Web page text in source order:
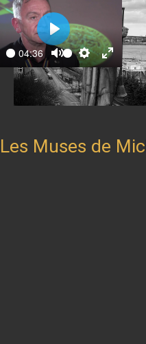
04:36
Mute SettingsEnter
fullscreen
Play
Les Muses de